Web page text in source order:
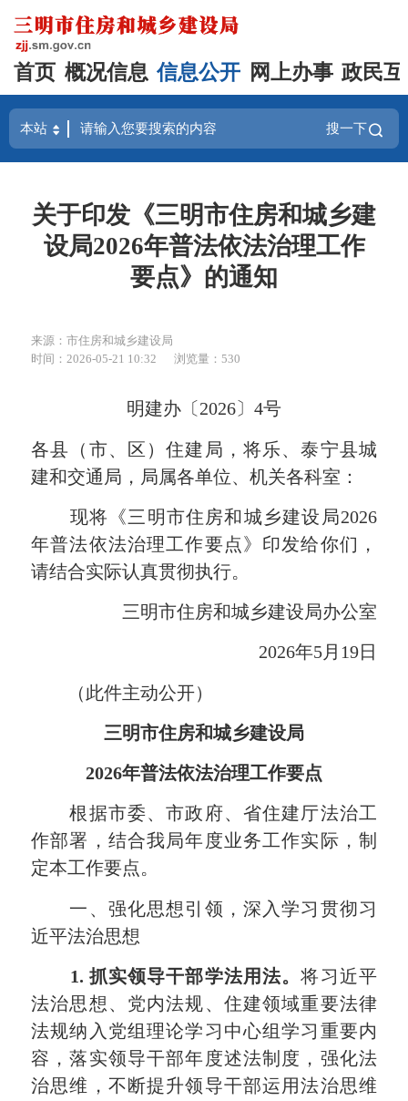
首页 概况信息 信息公开 网上办事 政民
搜一下
关于印发《三明市住房和城乡建
设局2026年普法依法治理工作
要点》的通知
来源：市住房和城乡建设局
时间：2026-05-21 10:32
浏览量：530
明建办〔2026〕4号
各县（市、区）住建局，将乐、泰宁县城
建和交通局，局属各单位、机关各科室：
现将《三明市住房和城乡建设局2026
年普法依法治理工作要点》印发给你们，
请结合实际认真贯彻执行。
三明市住房和城乡建设局办公室
2026年5月19日
（此件主动公开）
三明市住房和城乡建设局
2026年普法依法治理工作要点
根据市委、市政府、省住建厅法治工
作部署，结合我局年度业务工作实际，制
定本工作要点。
一、强化思想引领，深入学习贯彻习
近平法治思想
1. 抓实领导干部学法用法。将习近平
法治思想、党内法规、住建领域重要法律
法规纳入党组理论学习中心组学习重要内
容，落实领导干部年度述法制度，强化法
治思维，不断提升领导干部运用法治思维